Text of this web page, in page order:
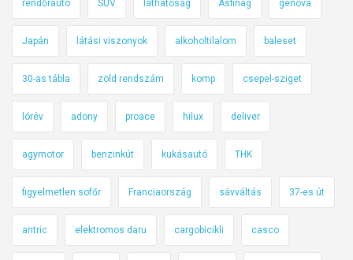
rendőrautó SUV láthatóság Asfinag genova
Japán látási viszonyok alkoholtilalom baleset
30-as tábla zöld rendszám komp csepel-sziget
lórév adony proace hilux deliver
agymotor benzinkút kukásautó THK
figyelmetlen sofőr Franciaország sávváltás 37-es út
antric elektromos daru cargobicikli casco